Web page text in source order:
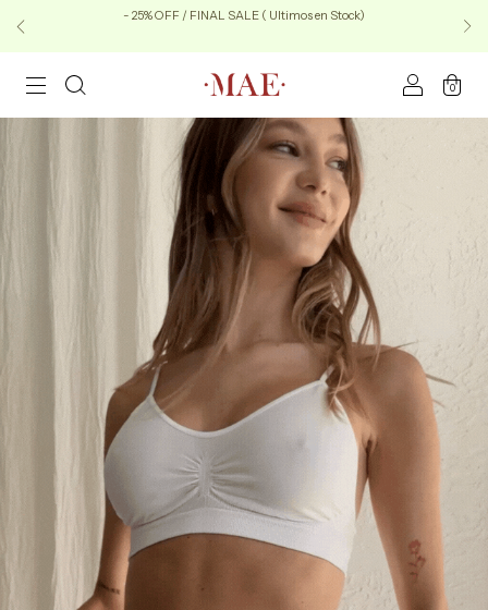
- 25% OFF / FINAL SALE ( Ultimos en Stock)
0